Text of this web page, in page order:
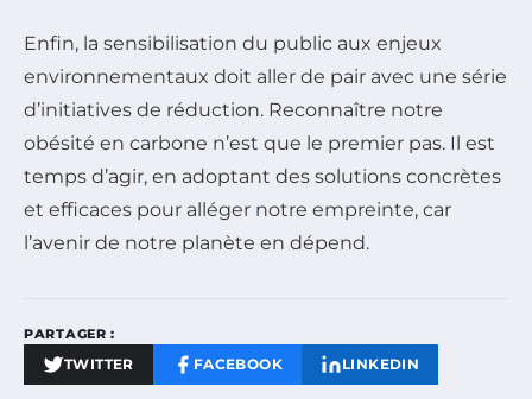
Enfin, la sensibilisation du public aux enjeux
environnementaux doit aller de pair avec une série
d’initiatives de réduction. Reconnaître notre
obésité en carbone n’est que le premier pas. Il est
temps d’agir, en adoptant des solutions concrètes
et efficaces pour alléger notre empreinte, car
l’avenir de notre planète en dépend.
PARTAGER :
TWITTER FACEBOOK LINKEDIN